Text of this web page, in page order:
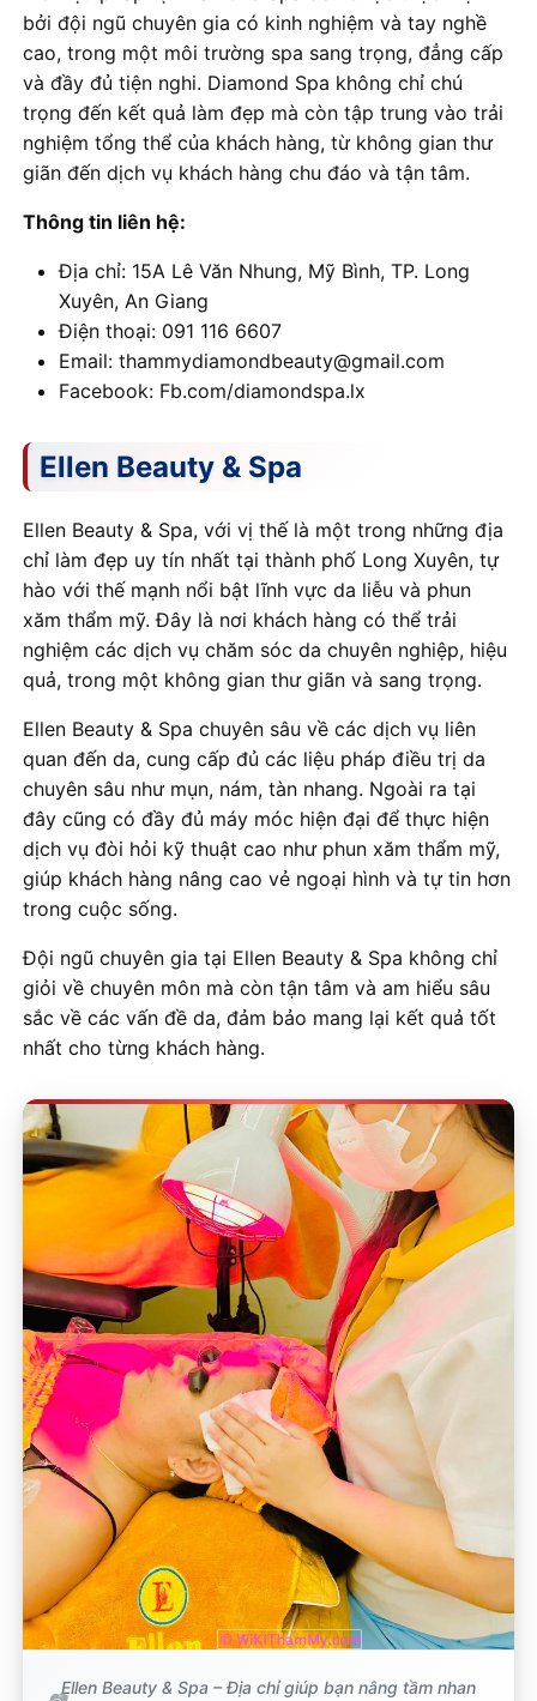
bởi đội ngũ chuyên gia có kinh nghiệm và tay nghề
cao, trong một môi trường spa sang trọng, đẳng cấp
và đầy đủ tiện nghi. Diamond Spa không chỉ chú
trọng đến kết quả làm đẹp mà còn tập trung vào trải
nghiệm tổng thể của khách hàng, từ không gian thư
giãn đến dịch vụ khách hàng chu đáo và tận tâm.
Thông tin liên hệ:
Địa chỉ: 15A Lê Văn Nhung, Mỹ Bình, TP. Long
Xuyên, An Giang
Điện thoại: 091 116 6607
Email: thammydiamondbeauty@gmail.com
Facebook: Fb.com/diamondspa.lx
Ellen Beauty & Spa
Ellen Beauty & Spa, với vị thế là một trong những địa
chỉ làm đẹp uy tín nhất tại thành phố Long Xuyên, tự
hào với thế mạnh nổi bật lĩnh vực da liễu và phun
xăm thẩm mỹ. Đây là nơi khách hàng có thể trải
nghiệm các dịch vụ chăm sóc da chuyên nghiệp, hiệu
quả, trong một không gian thư giãn và sang trọng.
Ellen Beauty & Spa chuyên sâu về các dịch vụ liên
quan đến da, cung cấp đủ các liệu pháp điều trị da
chuyên sâu như mụn, nám, tàn nhang. Ngoài ra tại
đây cũng có đầy đủ máy móc hiện đại để thực hiện
dịch vụ đòi hỏi kỹ thuật cao như phun xăm thẩm mỹ,
giúp khách hàng nâng cao vẻ ngoại hình và tự tin hơn
trong cuộc sống.
Đội ngũ chuyên gia tại Ellen Beauty & Spa không chỉ
giỏi về chuyên môn mà còn tận tâm và am hiểu sâu
sắc về các vấn đề da, đảm bảo mang lại kết quả tốt
nhất cho từng khách hàng.
Ellen Beauty & Spa – Địa chỉ giúp bạn nâng tầm nhan